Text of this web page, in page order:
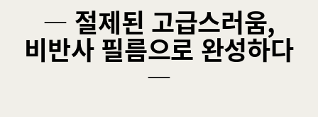
― 절제된 고급스러움,
비반사 필름으로 완성하다
―